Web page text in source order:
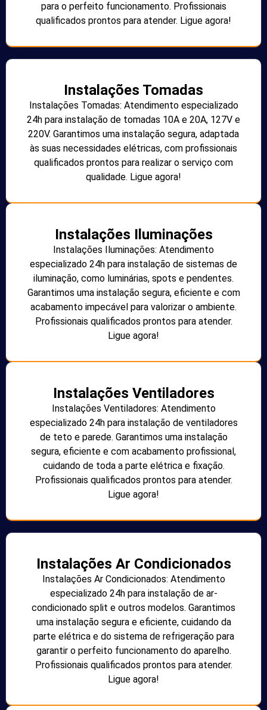
para o perfeito funcionamento. Profissionais
qualificados prontos para atender. Ligue agora!
Instalações Tomadas
Instalações Tomadas: Atendimento especializado
24h para instalação de tomadas 10A e 20A, 127V e
220V. Garantimos uma instalação segura, adaptada
às suas necessidades elétricas, com profissionais
qualificados prontos para realizar o serviço com
qualidade. Ligue agora!
Instalações Iluminações
Instalações Iluminações: Atendimento
especializado 24h para instalação de sistemas de
iluminação, como luminárias, spots e pendentes.
Garantimos uma instalação segura, eficiente e com
acabamento impecável para valorizar o ambiente.
Profissionais qualificados prontos para atender.
Ligue agora!
Instalações Ventiladores
Instalações Ventiladores: Atendimento
especializado 24h para instalação de ventiladores
de teto e parede. Garantimos uma instalação
segura, eficiente e com acabamento profissional,
cuidando de toda a parte elétrica e fixação.
Profissionais qualificados prontos para atender.
Ligue agora!
Instalações Ar Condicionados
Instalações Ar Condicionados: Atendimento
especializado 24h para instalação de ar-
condicionado split e outros modelos. Garantimos
uma instalação segura e eficiente, cuidando da
parte elétrica e do sistema de refrigeração para
garantir o perfeito funcionamento do aparelho.
Profissionais qualificados prontos para atender.
Ligue agora!